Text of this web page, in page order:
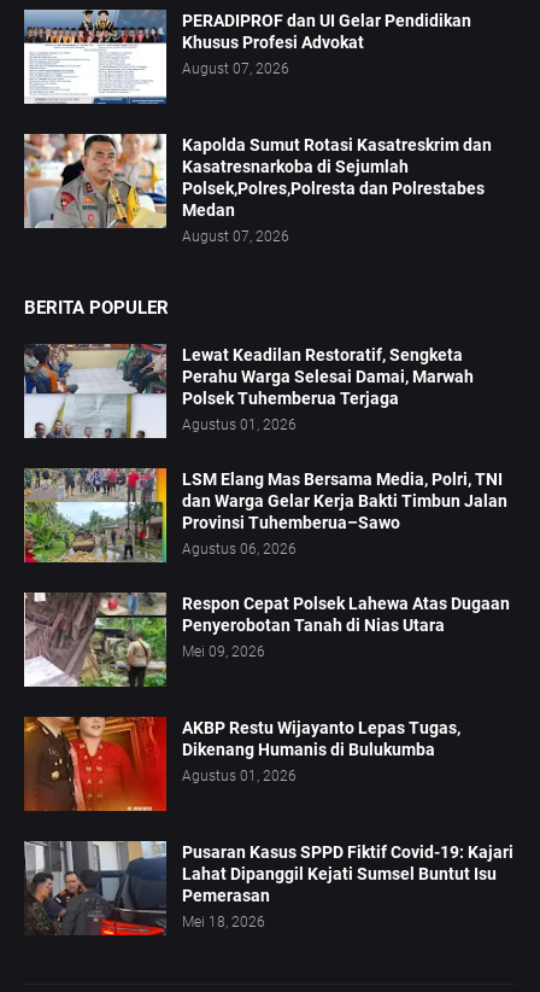
PERADIPROF dan UI Gelar Pendidikan
Khusus Profesi Advokat
August 07, 2026
Kapolda Sumut Rotasi Kasatreskrim dan
Kasatresnarkoba di Sejumlah
Polsek,Polres,Polresta dan Polrestabes
Medan
August 07, 2026
BERITA POPULER
Lewat Keadilan Restoratif, Sengketa
Perahu Warga Selesai Damai, Marwah
Polsek Tuhemberua Terjaga
Agustus 01, 2026
LSM Elang Mas Bersama Media, Polri, TNI
dan Warga Gelar Kerja Bakti Timbun Jalan
Provinsi Tuhemberua–Sawo
Agustus 06, 2026
Respon Cepat Polsek Lahewa Atas Dugaan
Penyerobotan Tanah di Nias Utara
Mei 09, 2026
AKBP Restu Wijayanto Lepas Tugas,
Dikenang Humanis di Bulukumba
Agustus 01, 2026
Pusaran Kasus SPPD Fiktif Covid-19: Kajari
Lahat Dipanggil Kejati Sumsel Buntut Isu
Pemerasan
Mei 18, 2026